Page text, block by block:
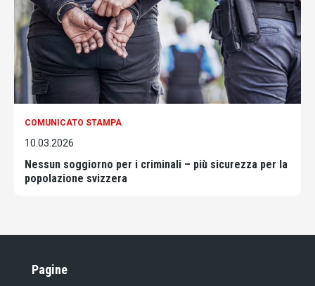
COMUNICATO STAMPA
10.03.2026
Nessun soggiorno per i criminali – più sicurezza per la
popolazione svizzera
Pagine